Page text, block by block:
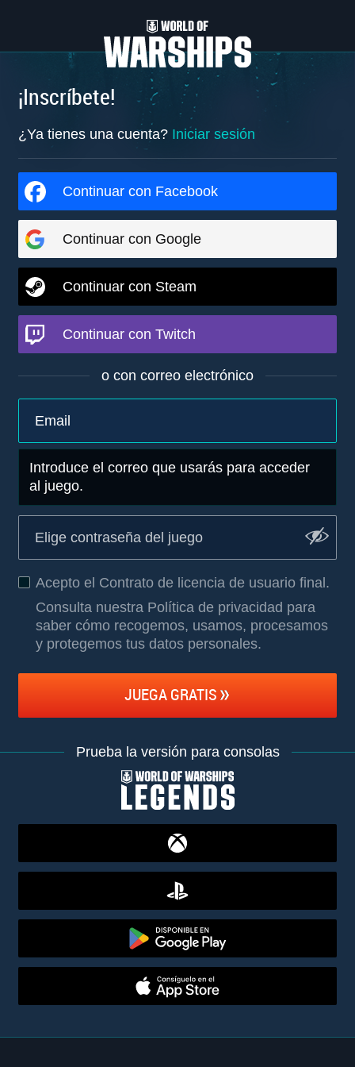
¡Inscríbete!
¿Ya tienes una cuenta? Iniciar sesión
Continuar con Facebook
Continuar con Google
Continuar con Steam
Continuar con Twitch
o con correo electrónico
Introduce el correo que usarás para acceder
al juego.
Acepto el Contrato de licencia de usuario final .
Consulta nuestra Política de privacidad para
saber cómo recogemos, usamos, procesamos
y protegemos tus datos personales.
JUEGA GRATIS
Prueba la versión para consolas